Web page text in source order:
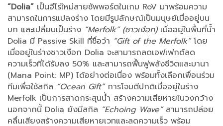
“Dolia” เป็นฮีโร่ใหม่สายซัพพอร์ตในเกม RoV มาพร้อมความ
สามารถในการแปลงร่าง โดยมีรูปลักษณ์เป็นมนุษย์เมื่ออยู่บน
บก และเปลี่ยนเป็นร่าง “Merfolk” (ชาวเงือก)เมื่ออยู่ในพื้นที่น้ำ
Dolia มี Passive Skill ที่ชื่อว่า “Gift of the Merfolk”โดย
เมื่ออยู่ในร่างชาวเงือก Dolia จะสามารถลดเอฟเฟกต์ลด
ความเร็วที่ได้รับลง 50% และสามารถฟื้นฟูพลังชีวิตและมานา
(Mana Point: MP) ได้อย่างต่อเนื่อง พร้อมทั้งเลือกเพื่อนร่วม
ทีมเพื่อใช้สกิล “Ocean Gift”การโจมตีปกติเมื่ออยู่ในร่าง
Merfolk เป็นการสาดกระสุนน้ำ สร้างความเสียหายในวงกว้าง
นอกจากนี้ Dolia ยังมีสกิล “Echoing Wave”สามารถปล่อย
คลื่นเสียงสร้างความเสียหายเวทและลดความเร็ว พร้อม